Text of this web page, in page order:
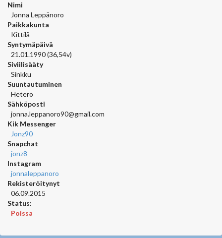
Nimi
Jonna Leppänoro
Paikkakunta
Kittilä
Syntymäpäivä
21.01.1990 (36,54v)
Siviilisääty
Sinkku
Suuntautuminen
Hetero
Sähköposti
jonna.leppanoro90@gmail.com
Kik Messenger
Jonz90
Snapchat
jonz8
Instagram
jonnaleppanoro
Rekisteröitynyt
06.09.2015
Status:
Poissa